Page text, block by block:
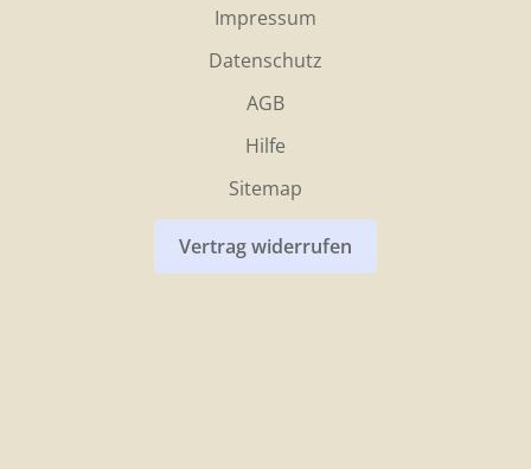
Impressum
Datenschutz
AGB
Hilfe
Sitemap
Vertrag widerrufen